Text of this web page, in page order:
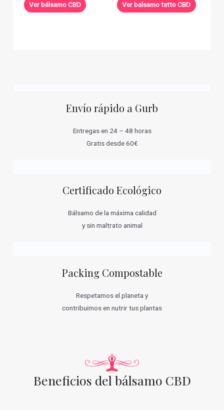
Ver bálsamo CBD Ver balsamo tatto CBD
Envío rápido a Gurb
Entregas en 24 – 48 horas
Gratis desde 60€
Certificado Ecológico
Bálsamo de la máxima calidad
y sin maltrato animal
Packing Compostable
Respetamos el planeta y
contribuimos en nutrir tus plantas
Beneficios del bálsamo CBD